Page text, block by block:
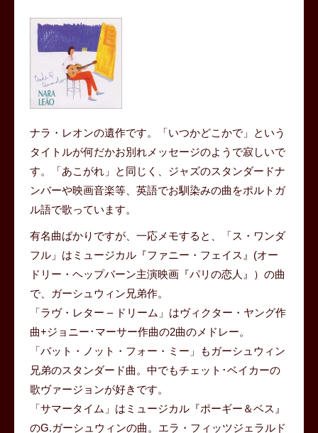
ナラ・レオンの遺作です。「いつかどこかで」という
タイトルが何だかお別れメッセージのようで寂しいで
す。「あこがれ」と同じく、ジャズのスタンダードナ
ンバーや映画音楽等、英語でお馴染みの曲をポルトガ
ル語で歌っています。
有名曲ばかりですが、一応メモすると、「ス・ワンダ
フル」はミュージカル『ファニー・フェイス』(オー
ドリー・ヘップバーン主演映画『パリの恋人』）の曲
で、ガーシュウィン兄弟作。
「ラヴ・レター – ドリーム」はヴィクター・ヤング作
曲+ジョニー･マーサー作曲の2曲のメドレー。
「バット・ノット・フォー・ミー」もガーシュウィン
兄弟のスタンダード曲。中でもチェット･ベイカーの
歌ヴァージョンが好きです。
「サマータイム」はミュージカル『ポーギー＆ベス』
のG.ガーシュウィンの曲。エラ・フィッツジェラルド